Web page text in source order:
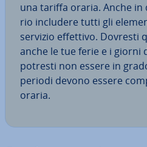
una tariffa oraria. Anche
rio includere tutti gli
servizio effettivo. Dovresti
anche le tue ferie e i giorni
potresti non essere in
periodi devono essere
oraria.